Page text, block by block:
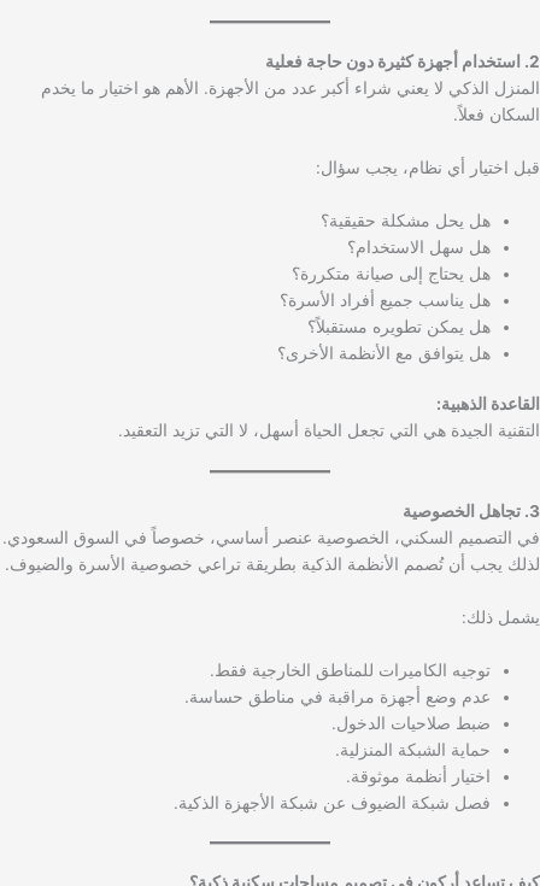
2. استخدام أجهزة كثيرة دون حاجة فعلية
المنزل الذكي لا يعني شراء أكبر عدد من الأجهزة. الأهم هو اختيار ما يخدم
السكان فعلاً.
قبل اختيار أي نظام، يجب سؤال:
هل يحل مشكلة حقيقية؟
هل سهل الاستخدام؟
هل يحتاج إلى صيانة متكررة؟
هل يناسب جميع أفراد الأسرة؟
هل يمكن تطويره مستقبلاً؟
هل يتوافق مع الأنظمة الأخرى؟
القاعدة الذهبية:
التقنية الجيدة هي التي تجعل الحياة أسهل، لا التي تزيد التعقيد.
3. تجاهل الخصوصية
في التصميم السكني، الخصوصية عنصر أساسي، خصوصاً في السوق السعودي.
لذلك يجب أن تُصمم الأنظمة الذكية بطريقة تراعي خصوصية الأسرة والضيوف.
يشمل ذلك:
توجيه الكاميرات للمناطق الخارجية فقط.
عدم وضع أجهزة مراقبة في مناطق حساسة.
ضبط صلاحيات الدخول.
حماية الشبكة المنزلية.
اختيار أنظمة موثوقة.
فصل شبكة الضيوف عن شبكة الأجهزة الذكية.
كيف تساعد أركون في تصميم مساحات سكنية ذكية؟